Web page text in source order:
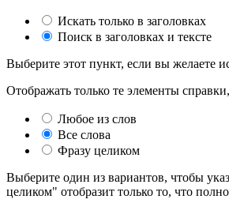
Искать только в заголовках
Поиск в заголовках и тексте
Выберите этот пункт, если вы желаете
Отображать только те элементы
Любое из слов
Все слова
Фразу целиком
Выберите один из вариантов, чтобы
целиком" отобразит только то, что